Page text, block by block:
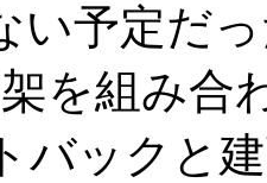
い予定だ
を組み合
バックと